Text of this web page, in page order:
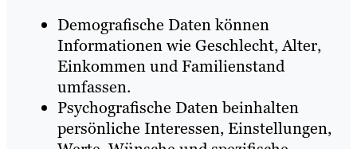
Demografische Daten können
Informationen wie Geschlecht, Alter,
Einkommen und Familienstand
umfassen.
Psychografische Daten beinhalten
persönliche Interessen, Einstellungen,